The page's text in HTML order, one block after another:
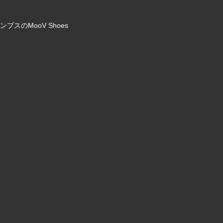
プスのMooV Shoes